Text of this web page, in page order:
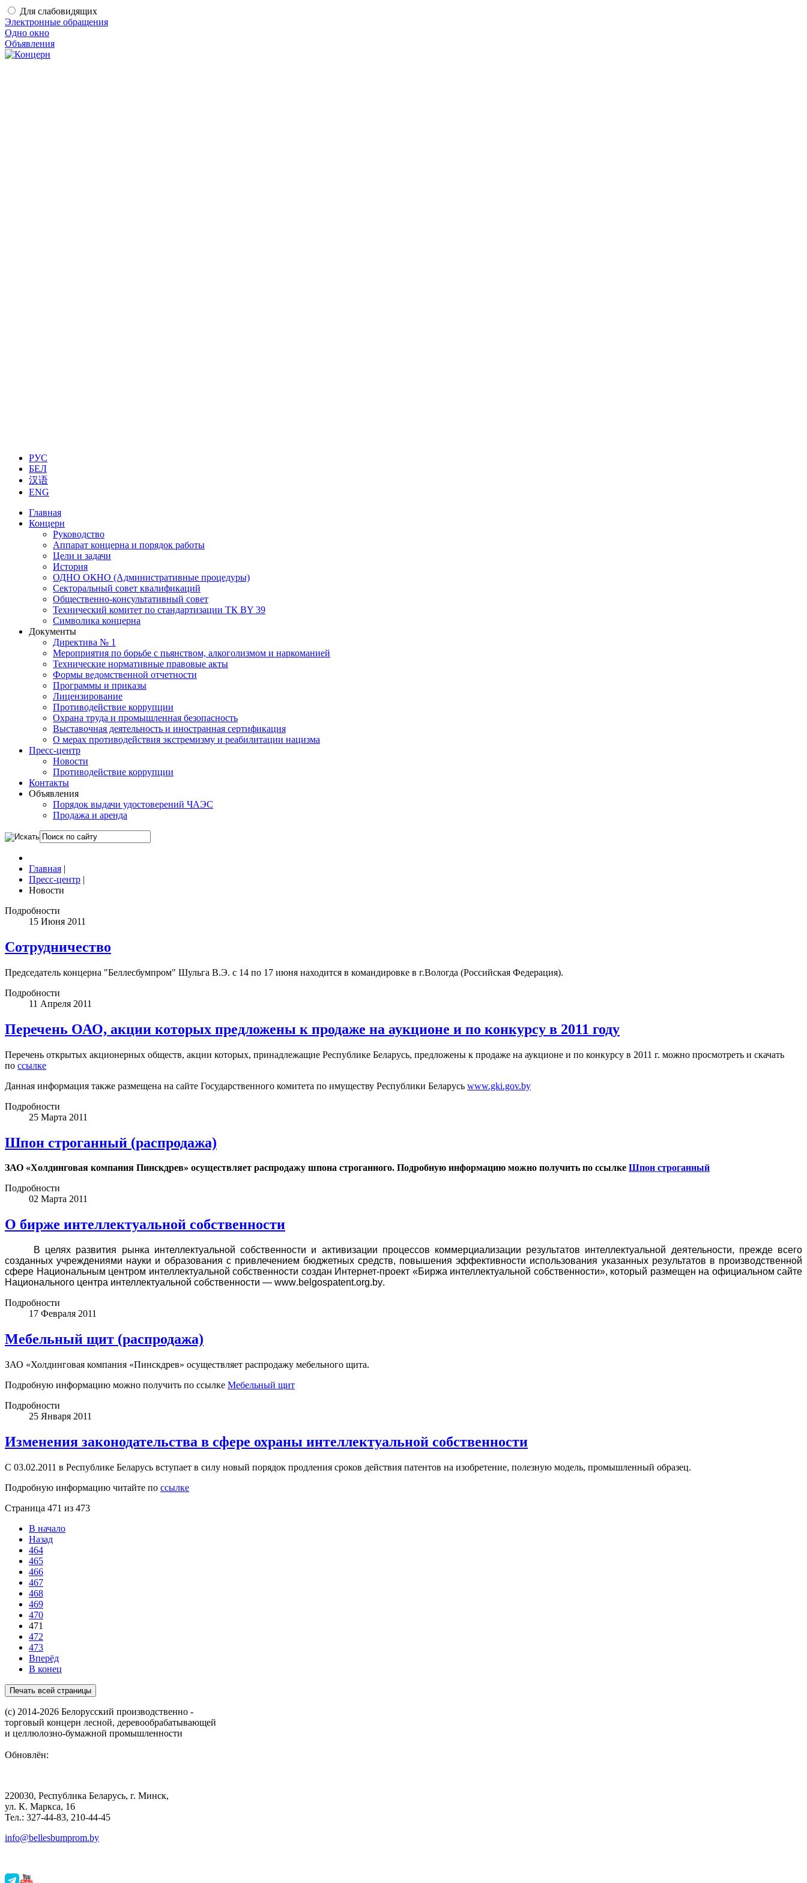
Для слабовидящих
Электронные обращения
Одно окно
Объявления
РУС
БЕЛ
汉语
ENG
Главная
Концерн
Руководство
Аппарат концерна и порядок работы
Цели и задачи
История
ОДНО ОКНО (Административные процедуры)
Секторальный совет квалификаций
Общественно-консультативный совет
Технический комитет по стандартизации ТК BY 39
Символика концерна
Документы
Директива № 1
Мероприятия по борьбе с пьянством, алкоголизмом и наркоманией
Технические нормативные правовые акты
Формы ведомственной отчетности
Программы и приказы
Лицензирование
Противодействие коррупции
Охрана труда и промышленная безопасность
Выставочная деятельность и иностранная сертификация
О мерах противодействия экстремизму и реабилитации нацизма
Пресс-центр
Новости
Противодействие коррупции
Контакты
Объявления
Порядок выдачи удостоверений ЧАЭС
Продажа и аренда
Главная |
Пресс-центр |
Новости
Подробности
15 Июня 2011
Сотрудничество
Председатель концерна "Беллесбумпром" Шульга В.Э. с 14 по 17 июня находится в командировке в г.Вологда (Российская Федерация).
Подробности
11 Апреля 2011
Перечень ОАО, акции которых предложены к продаже на аукционе и по конкурсу в 2011 году
Перечень открытых акционерных обществ, акции которых, принадлежащие Республике Беларусь, предложены к продаже на аукционе и по конкурсу в 2011 г. можно просмотреть и скачать
по ссылке
Данная информация также размещена на сайте Государственного комитета по имуществу Республики Беларусь www.gki.gov.by
Подробности
25 Марта 2011
Шпон строганный (распродажа)
ЗАО «Холдинговая компания Пинскдрев» осуществляет распродажу шпона строганного. Подробную информацию можно получить по ссылке Шпон строганный
Подробности
02 Марта 2011
О бирже интеллектуальной собственности
В целях развития рынка интеллектуальной собственности и активизации процессов коммерциализации результатов интеллектуальной деятельности, прежде всего
созданных учреждениями науки и образования с привлечением бюджетных средств, повышения эффективности использования указанных результатов в производственной
сфере Национальным центром интеллектуальной собственности создан Интернет-проект «Биржа интеллектуальной собственности», который размещен на официальном сайте
Национального центра интеллектуальной собственности — www.belgospatent.org.by.
Подробности
17 Февраля 2011
Мебельный щит (распродажа)
ЗАО «Холдинговая компания «Пинскдрев» осуществляет распродажу мебельного щита.
Подробную информацию можно получить по ссылке Мебельный щит
Подробности
25 Января 2011
Изменения законодательства в сфере охраны интеллектуальной собственности
С 03.02.2011 в Республике Беларусь вступает в силу новый порядок продления сроков действия патентов на изобретение, полезную модель, промышленный образец.
Подробную информацию читайте по ссылке
Страница 471 из 473
В начало
Назад
464
465
466
467
468
469
470
471
472
473
Вперёд
В конец
(с) 2014-2026 Белорусский производственно -
торговый концерн лесной, деревообрабатывающей
и целлюлозно-бумажной промышленности
Обновлён:
220030, Республика Беларусь, г. Минск,
ул. К. Маркса, 16
Тел.: 327-44-83, 210-44-45
info@bellesbumprom.by